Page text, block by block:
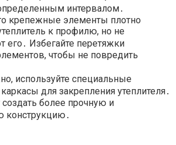
интервалом․
крепежные элементы плотно
к профилю, но не
Избегайте перетяжки
чтобы не повредить
используйте специальные
для закрепления утеплителя․
более прочную и
конструкцию․